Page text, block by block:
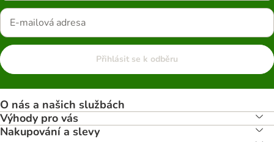
Přihlásit se k odběru
O nás a našich službách
Výhody pro vás
Nakupování a slevy